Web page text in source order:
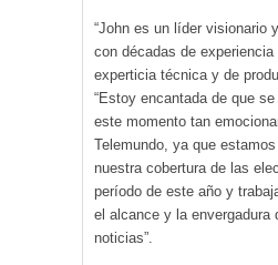
“John es un líder visionario
con décadas de
experticia técnica y de
“Estoy encantada de que
este momento tan
Telemundo, ya que
nuestra cobertura de las
período de este año y
el alcance y la envergadura
noticias”.